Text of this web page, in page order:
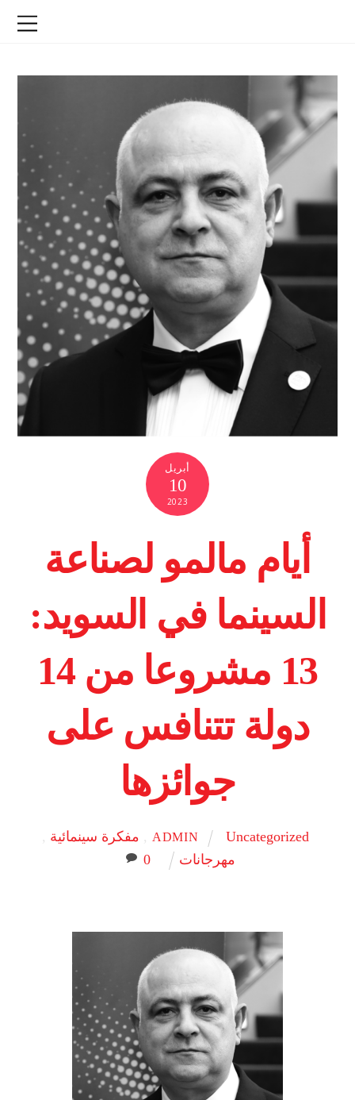
أبريل
10
2023
أيام مالمو لصناعة
السينما في السويد:
13 مشروعا من 14
دولة تتنافس على
جوائزها
ADMIN Uncategorized مفكرة سينمائية
مهرجانات
0